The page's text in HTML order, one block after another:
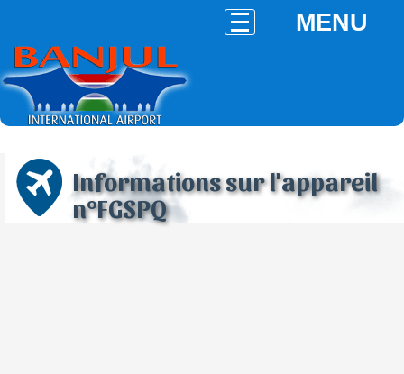
MENU
Informations sur l'appareil
n°FGSPQ